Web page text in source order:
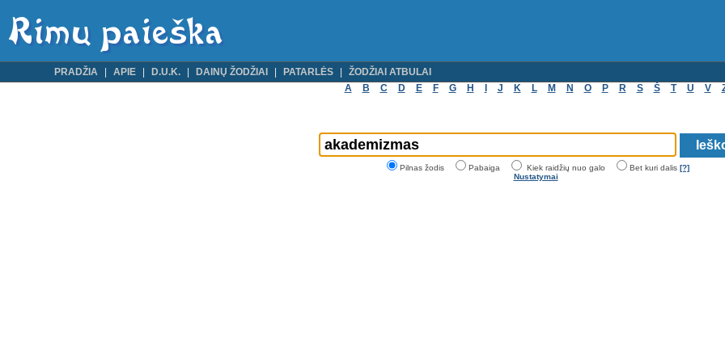
PRADŽIA APIE D.U.K. DAINŲ ŽODŽIAI PATARLĖS
ŽODŽIAI ATBULAI
A
B C D E F G H J K L M N O P R S Š T U V
Pilnas žodis Pabaiga Kiek raidžių nuo galo Bet kuri dalis [?]
Nustatymai